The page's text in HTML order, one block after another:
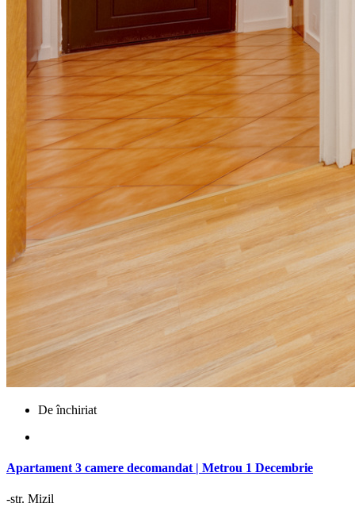
De închiriat
Apartament 3 camere decomandat | Metrou 1 Decembrie
-str. Mizil